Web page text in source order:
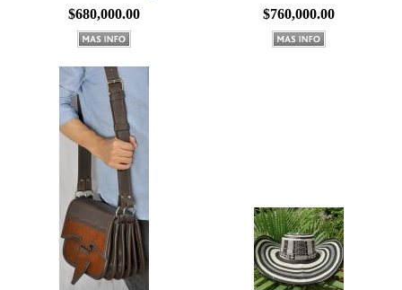
Carriel #12 Cafe y Pelo CAFE 01 Sombrero Vueltiao # 19